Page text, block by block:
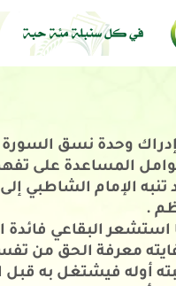
إدراك وحدة نسق السورة
المساعدة على
تنبه الإمام الشاطبي
.
استشعر البقاعي
معرفة الحق من
أوله فيشتغل به